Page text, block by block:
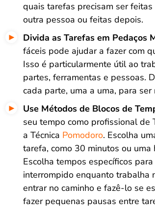
quais tarefas precisam ser
outra pessoa ou feitas depois.
Divida as Tarefas em Pedaços
fáceis pode ajudar a fazer com
Isso é particularmente útil ao
partes, ferramentas e pessoas.
cada parte, uma a uma, para
Use Métodos de Blocos de
seu tempo como profissional
a Técnica Pomodoro. Escolha
tarefa, como 30 minutos ou
Escolha tempos específicos
interrompido enquanto trabalha
entrar no caminho e fazê-lo se
fazer pequenas pausas entre